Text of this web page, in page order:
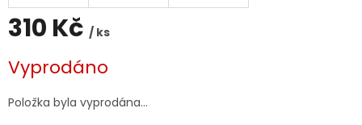
310 Kč / ks
cena:
Vyprodáno
Položka byla vyprodána…